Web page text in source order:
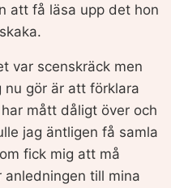
att få läsa upp det hon
var scenskräck men
gör är att förklara
mått dåligt över och
jag äntligen få samla
fick mig att må
till mina